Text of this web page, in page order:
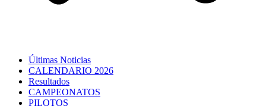
Últimas Noticias
CALENDARIO 2026
Resultados
CAMPEONATOS
PILOTOS